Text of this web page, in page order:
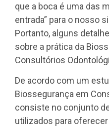
que a boca é uma das
entrada” para o nosso
Portanto, alguns
sobre a prática da
Consultórios
De acordo com um
Biossegurança em
consiste no conjunto
utilizados para